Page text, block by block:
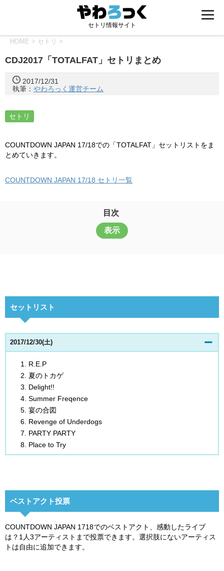
セトリ情報サイト
HOME > セトリ >
CDJ2017「TOTALFAT」セトリまとめ
2017/12/31
執筆： やわろっく運営チーム
セトリ
COUNTDOWN JAPAN 17/18での「TOTALFAT」セットリストをま
とめていきます。
COUNTDOWN JAPAN 17/18 セトリ一覧
目次
表示
セットリスト
2017/12/30(土)
R.E.P
夏のトカゲ
Delight!!
Summer Freqence
宴の合図
Revenge of Underdogs
PARTY PARTY
Place to Try
ベストアクト投票
COUNTDOWN JAPAN 1718でのベストアクト、感動したライブ
は？1人3アーティストまで投票できます。選択肢にないアーティス
トは自由に追加できます。